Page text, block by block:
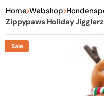
Home Webshop
Zippypaws Holiday
Sale